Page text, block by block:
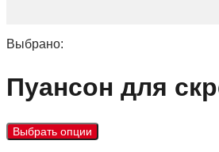
Выбрано:
Пуансон для
Выбрать опции